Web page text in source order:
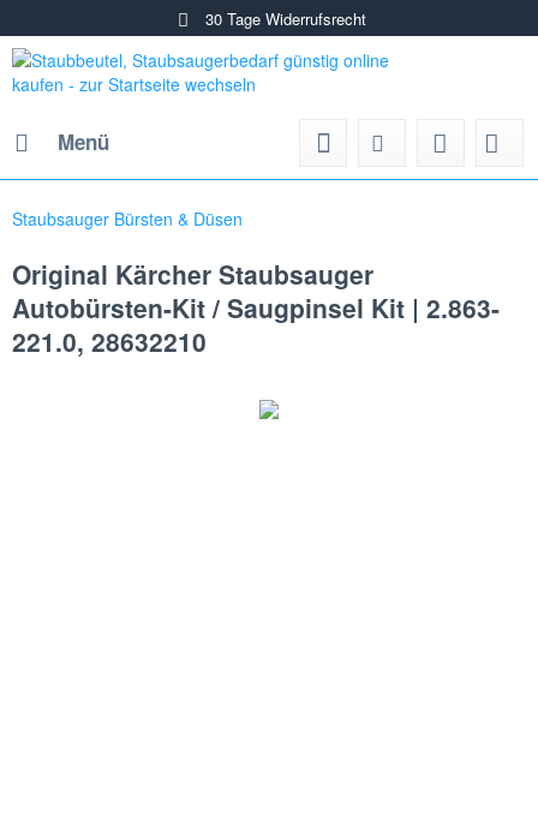
30 Tage Widerrufsrecht
Menü
Staubsauger Bürsten & Düsen
Original Kärcher Staubsauger
Autobürsten-Kit / Saugpinsel Kit | 2.863-
221.0, 28632210